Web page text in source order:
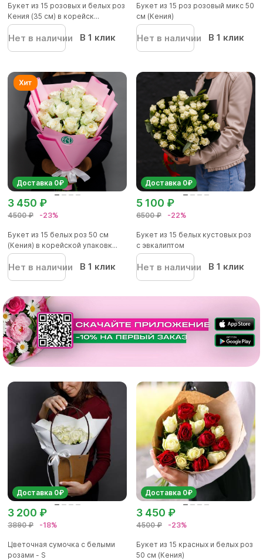
Букет из 15 розовых и белых роз
Кения (35 см) в корейск...
Нет в наличии В 1 клик
Букет из 15 роз розовый микс 50
см (Кения)
Нет в наличии В 1 клик
Доставка 0₽
4500 ₽ -23%
3 450 ₽
Букет из 15 белых роз 50 см
(Кения) в корейской упаковк...
Нет в наличии В 1 клик
Доставка 0₽
6500 ₽ -22%
5 100 ₽
Букет из 15 белых кустовых роз
с эвкалиптом
Нет в наличии В 1 клик
Доставка 0₽
3890 ₽ -18%
3 200 ₽
Цветочная сумочка с белыми
розами - S
Доставка 0₽
4500 ₽ -23%
3 450 ₽
Букет из 15 красных и белых роз
50 см (Кения)